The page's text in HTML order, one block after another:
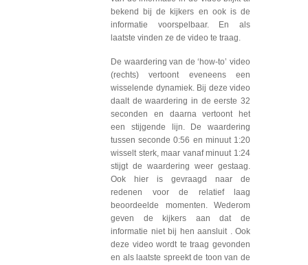
bekend bij de kijkers en ook is de
informatie voorspelbaar. En als
laatste vinden ze de video te traag.
De waardering van de ‘how-to’ video
(rechts) vertoont eveneens een
wisselende dynamiek. Bij deze video
daalt de waardering in de eerste 32
seconden en daarna vertoont het
een stijgende lijn. De waardering
tussen seconde 0:56 en minuut 1:20
wisselt sterk, maar vanaf minuut 1:24
stijgt de waardering weer gestaag.
Ook hier is gevraagd naar de
redenen voor de relatief laag
beoordeelde momenten. Wederom
geven de kijkers aan dat de
informatie niet bij hen aansluit . Ook
deze video wordt te traag gevonden
en als laatste spreekt de toon van de